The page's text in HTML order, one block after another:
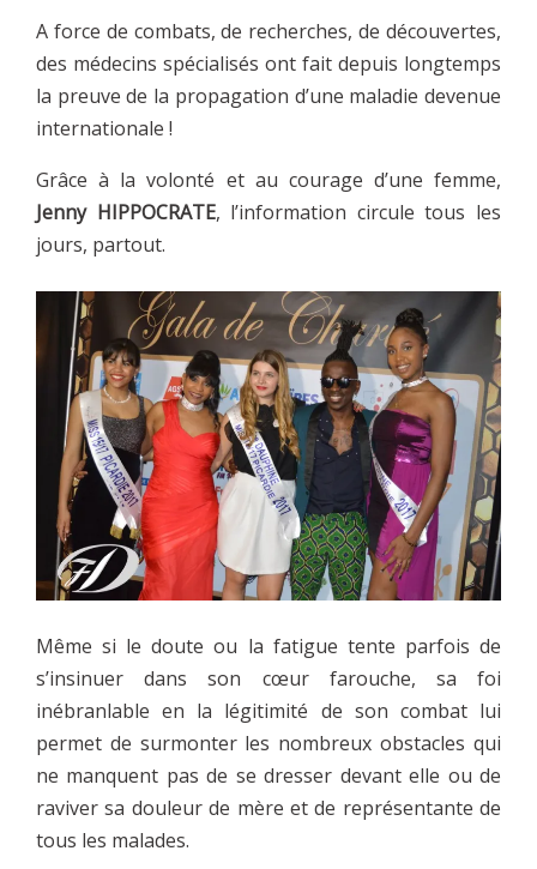
A force de combats, de recherches, de découvertes,
des médecins spécialisés ont fait depuis longtemps
la preuve de la propagation d’une maladie devenue
internationale !
Grâce à la volonté et au courage d’une femme,
Jenny HIPPOCRATE, l’information circule tous les
jours, partout.
Même si le doute ou la fatigue tente parfois de
s’insinuer dans son cœur farouche, sa foi
inébranlable en la légitimité de son combat lui
permet de surmonter les nombreux obstacles qui
ne manquent pas de se dresser devant elle ou de
raviver sa douleur de mère et de représentante de
tous les malades.